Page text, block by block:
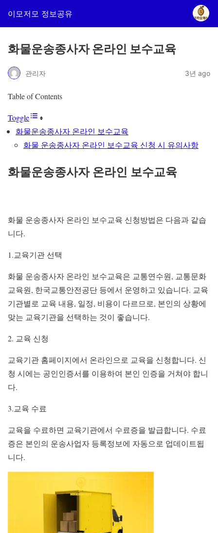
이모저모 정보공유
화물운송종사자 온라인 보수교육
관리자 3년 ago
Table of Contents
Toggle
화물운송종사자 온라인 보수교육
화물 운송종사자 온라인 보수교육 신청 시 유의사항
화물운송종사자 온라인 보수교육
화물 운송종사자 온라인 보수교육 신청방법은 다음과 같습
니다.
1.교육기관 선택
화물 운송종사자 온라인 보수교육은 교통연수원, 교통문화
교육원, 한국교통안전공단 등에서 운영하고 있습니다. 교육
기관별로 교육 내용, 일정, 비용이 다르므로, 본인의 상황에
맞는 교육기관을 선택하는 것이 좋습니다.
2. 교육 신청
교육기관 홈페이지에서 온라인으로 교육을 신청합니다. 신
청 시에는 공인인증서를 이용하여 본인 인증을 거쳐야 합니
다.
3.교육 수료
교육을 수료하면 교육기관에서 수료증을 발급합니다. 수료
증은 본인의 운송사업자 등록정보에 자동으로 업데이트됩
니다.